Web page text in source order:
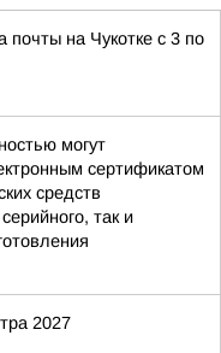
почты на Чукотке с 3 по
могут
сертификатом
средств
так и
2027